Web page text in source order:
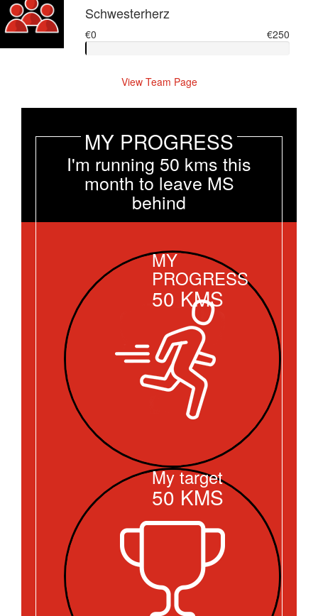
Schwesterherz
€0 €250
View Team Page
MY PROGRESS
I'm running 50 kms this
month to leave MS
behind
MY
PROGRESS
50 KMS
My target
50 KMS